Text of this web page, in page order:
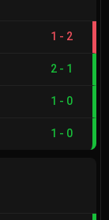
1 - 2
2 - 1
1 - 0
1 - 0